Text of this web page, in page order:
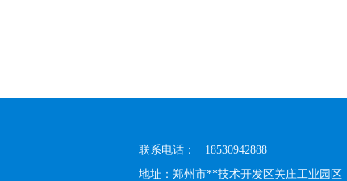
联系电话： 18530942888
地址：郑州市**技术开发区关庄工业园区